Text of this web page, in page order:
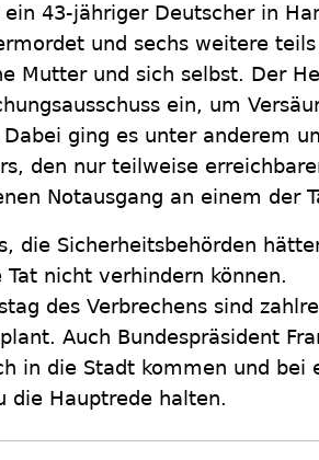
43-jähriger Deutscher in
und sechs weitere
Mutter und sich selbst. Der
ein, um
ging es unter anderem
den nur teilweise
Notausgang an einem der
die Sicherheitsbehörden
nicht verhindern können.
des Verbrechens sind
Auch Bundespräsident
in die Stadt kommen und bei
die Hauptrede halten.